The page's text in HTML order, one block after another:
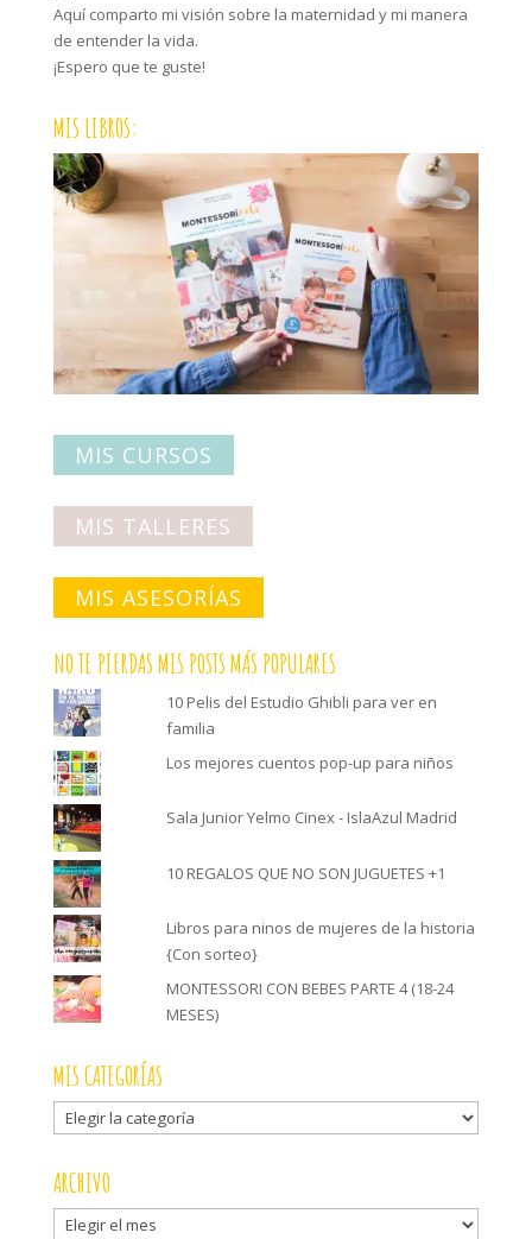
Aquí comparto mi visión sobre la maternidad y mi manera
de entender la vida.
¡Espero que te guste!
MIS LIBROS:
MIS CURSOS
MIS TALLERES
MIS ASESORÍAS
NO TE PIERDAS MIS POSTS MÁS POPULARES
10 Pelis del Estudio Ghibli para ver en
familia
Los mejores cuentos pop-up para niños
Sala Junior Yelmo Cinex - IslaAzul Madrid
10 REGALOS QUE NO SON JUGUETES +1
Libros para ninos de mujeres de la historia
{Con sorteo}
MONTESSORI CON BEBES PARTE 4 (18-24
MESES)
MIS CATEGORÍAS
Mis
categorías
ARCHIVO
Archivo